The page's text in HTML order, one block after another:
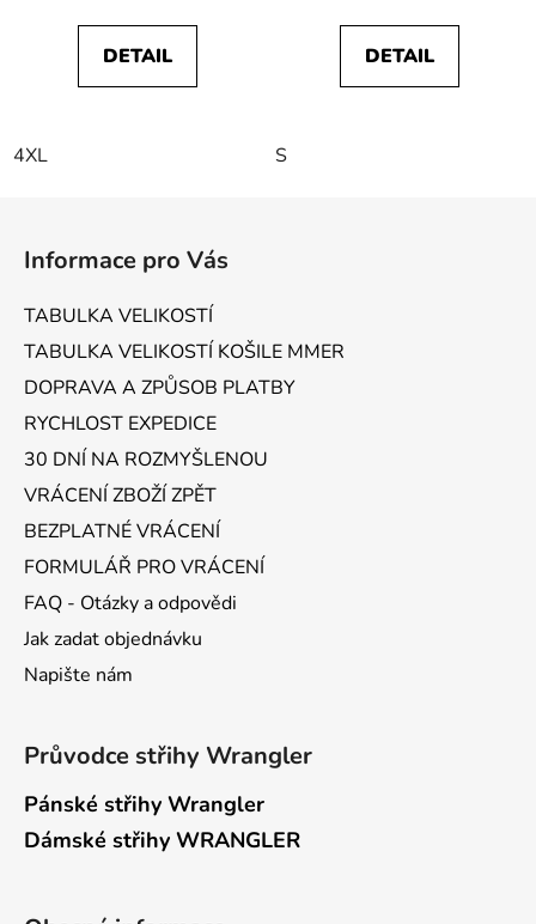
DETAIL
4XL
DETAIL
S
Informace pro Vás
TABULKA VELIKOSTÍ
TABULKA VELIKOSTÍ KOŠILE MMER
DOPRAVA A ZPŮSOB PLATBY
RYCHLOST EXPEDICE
30 DNÍ NA ROZMYŠLENOU
VRÁCENÍ ZBOŽÍ ZPĚT
BEZPLATNÉ VRÁCENÍ
FORMULÁŘ PRO VRÁCENÍ
FAQ - Otázky a odpovědi
Jak zadat objednávku
Napište nám
Průvodce střihy Wrangler
Pánské střihy Wrangler
Dámské střihy WRANGLER